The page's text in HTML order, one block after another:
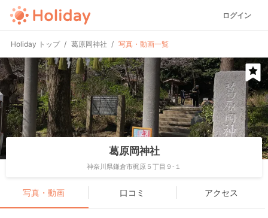
ログイン
Holiday トップ 葛原岡神社 写真・動画一覧
葛原岡神社
神奈川県鎌倉市梶原５丁目９-１
写真・動画 口コミ アクセス